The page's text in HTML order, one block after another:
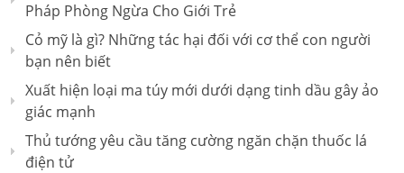
Pháp Phòng Ngừa Cho Giới Trẻ
Cỏ mỹ là gì? Những tác hại đối với cơ thể con người
bạn nên biết
Xuất hiện loại ma túy mới dưới dạng tinh dầu gây ảo
giác mạnh
Thủ tướng yêu cầu tăng cường ngăn chặn thuốc lá
điện tử